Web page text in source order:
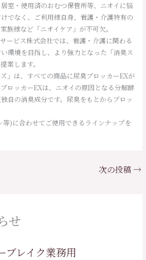
室・使用済のおむつ保管所等、ニオイに悩
でなく、ご利用様自身、看護・介護特有の
族様など「ニオイケア」が不可欠。
ービス株式会社では、看護・介護に関わる
環境を目指し、より強力となった「消臭ス
案します。
ズ」は、すべての商品に尿臭ブロッカーEXが
ロッカーEXは、ニオイの原因となる分解酵
自の消臭成分です。尿臭をもとからブロッ
等)に合わせてご使用できるラインナップを
次の投稿→
せ
ブレイク業務用